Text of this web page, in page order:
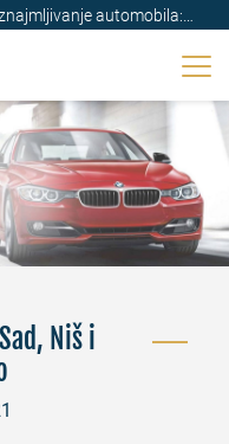
automobila:
Niš i